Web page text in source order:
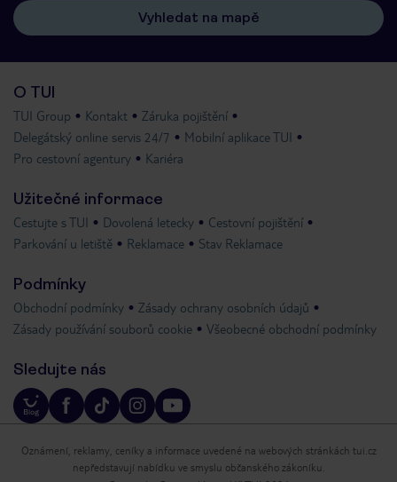
Vyhledat na mapě
O TUI
TUI Group Kontakt
Záruka pojištění
Delegátský online servis 24/7
Mobilní aplikace TUI
Pro cestovní agentury
Kariéra
Užitečné informace
Cestujte s TUI Dovolená letecky
Cestovní pojištění
Parkování u letiště
Reklamace Stav Reklamace
Podmínky
Obchodní podmínky
Zásady ochrany osobních údajů
Zásady používání souborů cookie
Všeobecné obchodní podmínky
Sledujte nás
Oznámení, reklamy, ceníky a informace uvedené na webových stránkách tui.cz
nepředstavují nabídku ve smyslu občanského zákoníku.